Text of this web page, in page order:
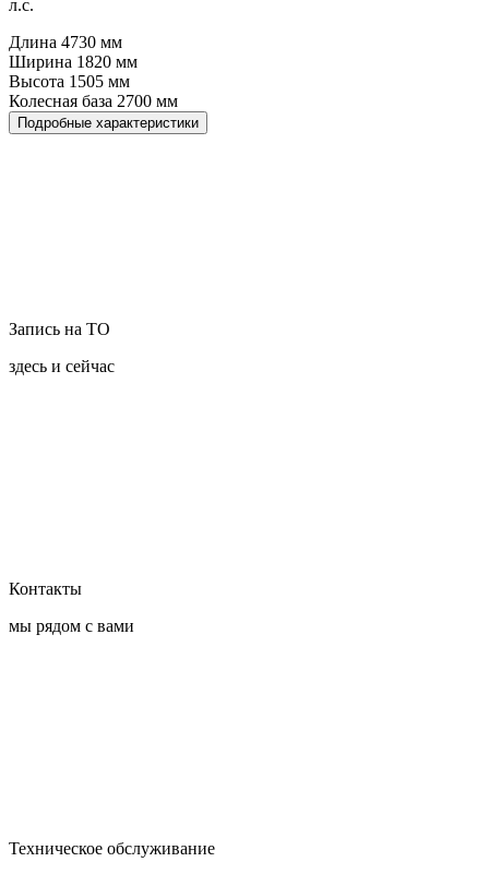
л.с.
Длина 4730 мм
Ширина 1820 мм
Высота 1505 мм
Колесная база 2700 мм
Подробные характеристики
Запись на ТО
здесь и сейчас
Контакты
мы рядом с вами
Техническое обслуживание